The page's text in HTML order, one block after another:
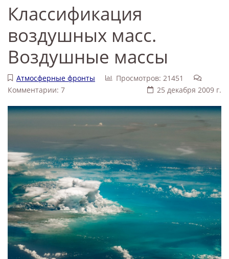
Классификация
воздушных масс.
Воздушные массы
Атмосферные фронты
Просмотров: 21451
Комментарии: 7
25 декабря 2009 г.